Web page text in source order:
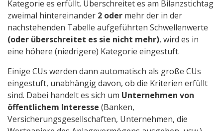
Kategorie es erfüllt. Überschreitet es am Bilanzstichtag
zweimal hintereinander 2 oder mehr der in der
nachstehenden Tabelle aufgeführten Schwellenwerte
(oder überschreitet es sie nicht mehr), wird es in
eine höhere (niedrigere) Kategorie eingestuft.
Einige CUs werden dann automatisch als große CUs
eingestuft, unabhängig davon, ob die Kriterien erfüllt
sind. Dabei handelt es sich um Unternehmen von
öffentlichem Interesse (Banken,
Versicherungsgesellschaften, Unternehmen, die